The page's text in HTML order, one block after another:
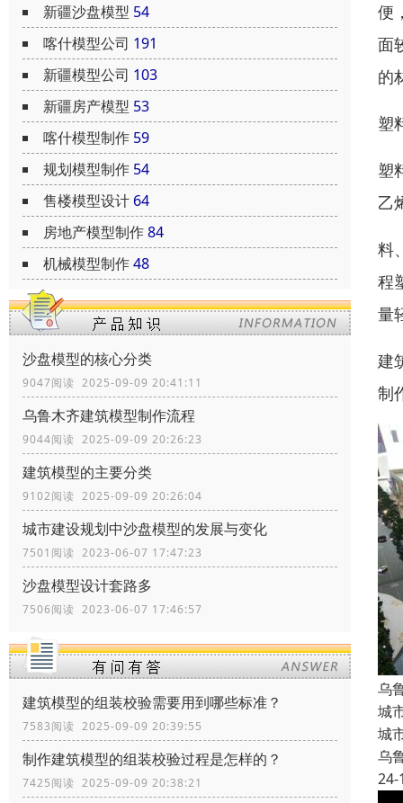
新疆沙盘模型 54
喀什模型公司 191
新疆模型公司 103
新疆房产模型 53
喀什模型制作 59
规划模型制作 54
售楼模型设计 64
房地产模型制作84
机械模型制作48
沙盘模型的核心分类
9047阅读 2025-09-09 20:41:11
乌鲁木齐建筑模型制作流程
9044阅读 2025-09-09 20:26:23
建筑模型的主要分类
9102阅读 2025-09-09 20:26:04
城市建设规划中沙盘模型的发展与变化
7501阅读 2023-06-07 17:47:23
沙盘模型设计套路多
7506阅读 2023-06-07 17:46:57
建筑模型的组装校验需要用到哪些标准？
7583阅读 2025-09-09 20:39:55
制作建筑模型的组装校验过程是怎样的？
7425阅读 2025-09-09 20:38:21
便
面
的
塑
塑
乙
料
程
量
建
制
乌
城
城
乌
24-